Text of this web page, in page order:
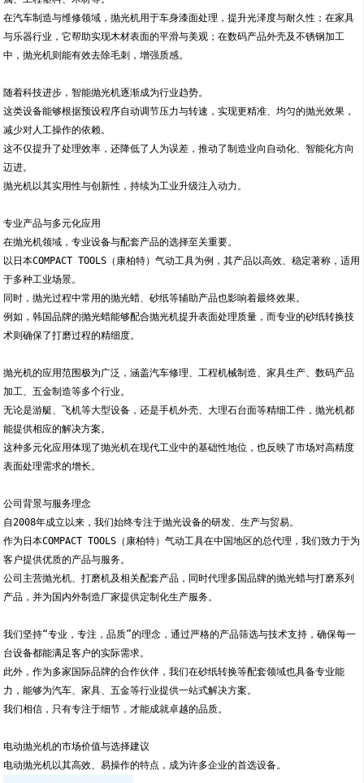
在汽车制造与维修领域，抛光机用于车身漆面处理，提升光泽度与耐久性；在家具
与乐器行业，它帮助实现木材表面的平滑与美观；在数码产品外壳及不锈钢加工
中，抛光机则能有效去除毛刺，增强质感。
随着科技进步，智能抛光机逐渐成为行业趋势。
这类设备能够根据预设程序自动调节压力与转速，实现更精准、均匀的抛光效果，
减少对人工操作的依赖。
这不仅提升了处理效率，还降低了人为误差，推动了制造业向自动化、智能化方向
迈进。
抛光机以其实用性与创新性，持续为工业升级注入动力。
专业产品与多元化应用
在抛光机领域，专业设备与配套产品的选择至关重要。
以日本COMPACT TOOLS（康柏特）气动工具为例，其产品以高效、稳定著称，适用
于多种工业场景。
同时，抛光过程中常用的抛光蜡、砂纸等辅助产品也影响着最终效果。
例如，韩国品牌的抛光蜡能够配合抛光机提升表面处理质量，而专业的砂纸转换技
术则确保了打磨过程的精细度。
抛光机的应用范围极为广泛，涵盖汽车修理、工程机械制造、家具生产、数码产品
加工、五金制造等多个行业。
无论是游艇、飞机等大型设备，还是手机外壳、大理石台面等精细工件，抛光机都
能提供相应的解决方案。
这种多元化应用体现了抛光机在现代工业中的基础性地位，也反映了市场对高精度
表面处理需求的增长。
公司背景与服务理念
自2008年成立以来，我们始终专注于抛光设备的研发、生产与贸易。
作为日本COMPACT TOOLS（康柏特）气动工具在中国地区的总代理，我们致力于为
客户提供优质的产品与服务。
公司主营抛光机、打磨机及相关配套产品，同时代理多国品牌的抛光蜡与打磨系列
产品，并为国内外制造厂家提供定制化生产服务。
我们坚持“专业，专注，品质”的理念，通过严格的产品筛选与技术支持，确保每一
台设备都能满足客户的实际需求。
此外，作为多家国际品牌的合作伙伴，我们在砂纸转换等配套领域也具备专业能
力，能够为汽车、家具、五金等行业提供一站式解决方案。
我们相信，只有专注于细节，才能成就卓越的品质。
电动抛光机的市场价值与选择建议
电动抛光机以其高效、易操作的特点，成为许多企业的首选设备。